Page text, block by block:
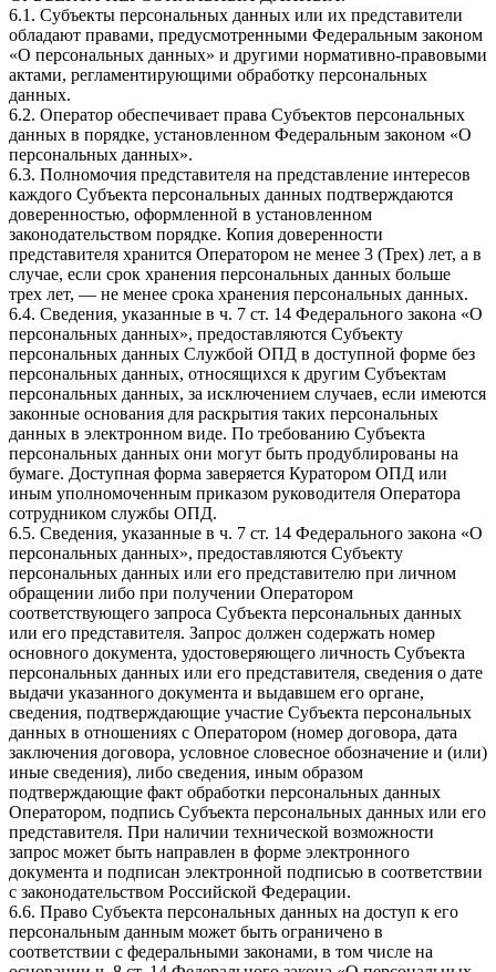
6.1. Субъекты персональных данных или их представители
обладают правами, предусмотренными Федеральным законом
«О персональных данных» и другими нормативно-правовыми
актами, регламентирующими обработку персональных
данных.
6.2. Оператор обеспечивает права Субъектов персональных
данных в порядке, установленном Федеральным законом «О
персональных данных».
6.3. Полномочия представителя на представление интересов
каждого Субъекта персональных данных подтверждаются
доверенностью, оформленной в установленном
законодательством порядке. Копия доверенности
представителя хранится Оператором не менее 3 (Трех) лет, а в
случае, если срок хранения персональных данных больше
трех лет, — не менее срока хранения персональных данных.
6.4. Сведения, указанные в ч. 7 ст. 14 Федерального закона «О
персональных данных», предоставляются Субъекту
персональных данных Службой ОПД в доступной форме без
персональных данных, относящихся к другим Субъектам
персональных данных, за исключением случаев, если имеются
законные основания для раскрытия таких персональных
данных в электронном виде. По требованию Субъекта
персональных данных они могут быть продублированы на
бумаге. Доступная форма заверяется Куратором ОПД или
иным уполномоченным приказом руководителя Оператора
сотрудником службы ОПД.
6.5. Сведения, указанные в ч. 7 ст. 14 Федерального закона «О
персональных данных», предоставляются Субъекту
персональных данных или его представителю при личном
обращении либо при получении Оператором
соответствующего запроса Субъекта персональных данных
или его представителя. Запрос должен содержать номер
основного документа, удостоверяющего личность Субъекта
персональных данных или его представителя, сведения о дате
выдачи указанного документа и выдавшем его органе,
сведения, подтверждающие участие Субъекта персональных
данных в отношениях с Оператором (номер договора, дата
заключения договора, условное словесное обозначение и (или)
иные сведения), либо сведения, иным образом
подтверждающие факт обработки персональных данных
Оператором, подпись Субъекта персональных данных или его
представителя. При наличии технической возможности
запрос может быть направлен в форме электронного
документа и подписан электронной подписью в соответствии
с законодательством Российской Федерации.
6.6. Право Субъекта персональных данных на доступ к его
персональным данным может быть ограничено в
соответствии с федеральными законами, в том числе на